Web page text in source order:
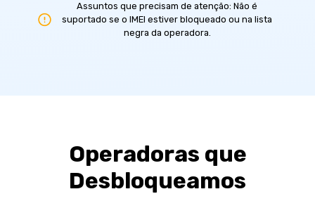
Assuntos que precisam de atenção: Não é
suportado se o IMEI estiver bloqueado ou na lista
negra da operadora.
Operadoras que
Desbloqueamos